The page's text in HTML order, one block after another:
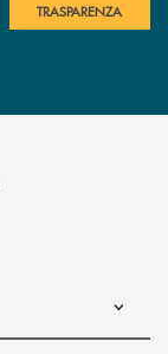
TRASPARENZA